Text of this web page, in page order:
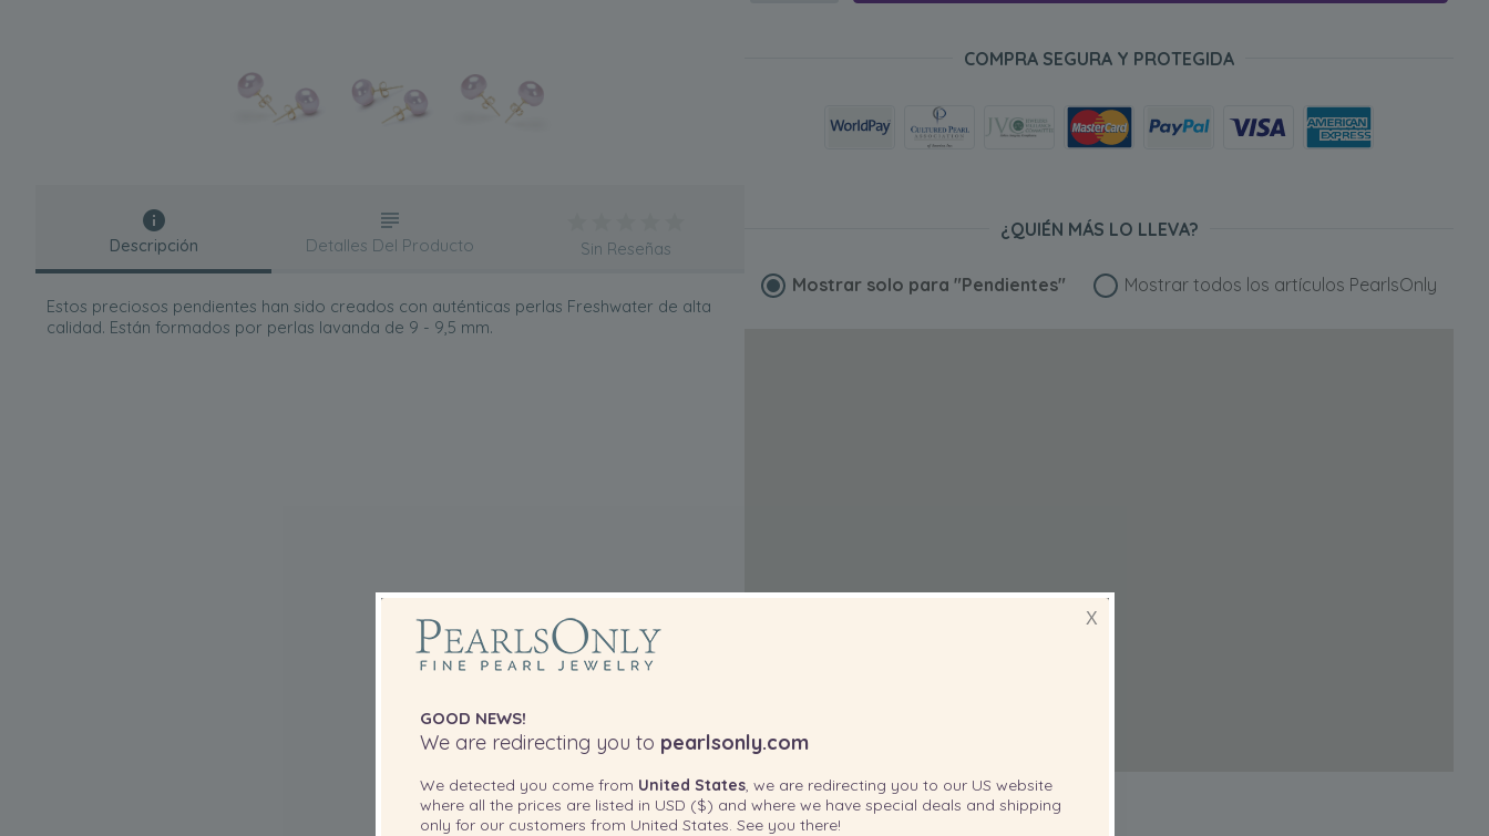
COMPRA SEGURA Y PROTEGIDA
Descripción
Estos preciosos pendientes han sido creados con auténticas perlas Freshwater de alta
calidad. Están formados por perlas lavanda de 9 - 9,5 mm.
Detalles Del Producto Sin Reseñas
¿QUIÉN MÁS LO LLEVA?
Mostrar solo para "Pendientes" Mostrar todos los artículos PearlsOnly
X
GOOD NEWS!
We are redirecting you to pearlsonly.com
We detected you come from United States, we are redirecting you to our US website
where all the prices are listed in USD ($) and where we have special deals and shipping
only for our customers from United States . See you there!